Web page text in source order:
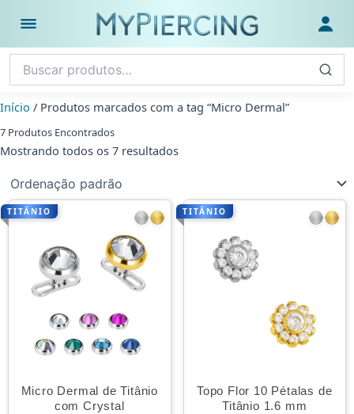
Abrir menu
para
o
conteúdo
Início / Produtos marcados com a tag “Micro Dermal”
7 Produtos Encontrados
Mostrando todos os 7 resultados
TITÂNIO
Micro Dermal de Titânio
com Crystal
TITÂNIO
Topo Flor 10 Pétalas de
Titânio 1.6 mm